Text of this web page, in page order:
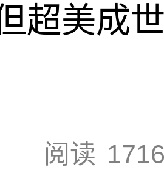
超美成
阅读